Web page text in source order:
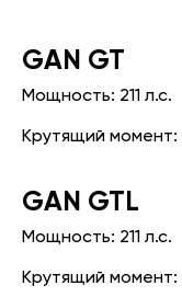
GАN GT
Мощность: 211 л.с.
Крутящий момент:
GАN GTL
Мощность: 211 л.с.
Крутящий момент: